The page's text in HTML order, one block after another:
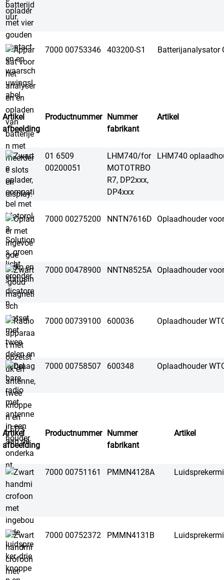
7000 00753346 403200-S1 Batterijanalysator
Artikel
afbeelding
Productnummer Nummer
fabrikant
Artikel
01 6509
00200051
LHM740/for
MOTOTRBO
R7, DP2xxx,
DP4xxx
LHM740
7000 00275200 NNTN7616D Oplaadhouder
7000 00478900 NNTN8525A Oplaadhouder
7000 00739100 600036 Oplaadhouder
7000 00758507 600348 Oplaadhouder
Artikel
afbeelding
Productnummer Nummer
fabrikant
Artikel
7000 00751161 PMMN4128A
7000 00752372 PMMN4131B